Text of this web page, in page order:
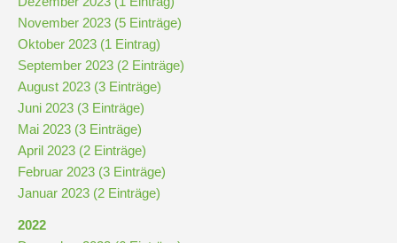
November 2023 (5 Einträge)
Oktober 2023 (1 Eintrag)
September 2023 (2 Einträge)
August 2023 (3 Einträge)
Juni 2023 (3 Einträge)
Mai 2023 (3 Einträge)
April 2023 (2 Einträge)
Februar 2023 (3 Einträge)
Januar 2023 (2 Einträge)
2022